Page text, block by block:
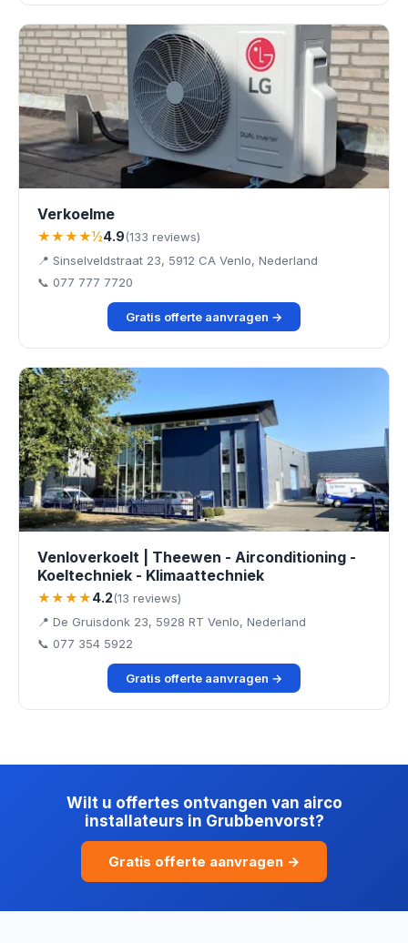
Verkoelme
★★★★½4.9(133 reviews)
📍 Sinselveldstraat 23, 5912 CA Venlo, Nederland
📞 077 777 7720
Gratis offerte aanvragen →
Venloverkoelt | Theewen - Airconditioning -
Koeltechniek - Klimaattechniek
★★★★4.2(13 reviews)
📍 De Gruisdonk 23, 5928 RT Venlo, Nederland
📞 077 354 5922
Gratis offerte aanvragen →
Wilt u offertes ontvangen van airco
installateurs in Grubbenvorst?
Gratis offerte aanvragen →